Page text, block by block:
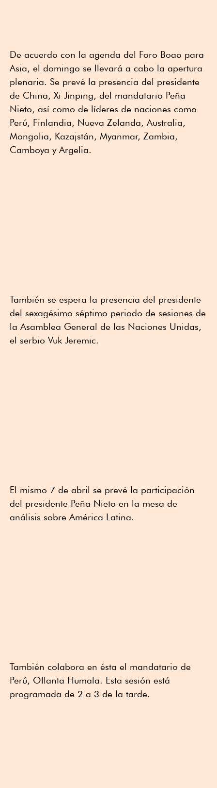
De acuerdo con la agenda del Foro Boao para
Asia, el domingo se llevará a cabo la apertura
plenaria. Se prevé la presencia del presidente
de China, Xi Jinping, del mandatario Peña
Nieto, así como de líderes de naciones como
Perú, Finlandia, Nueva Zelanda, Australia,
Mongolia, Kazajstán, Myanmar, Zambia,
Camboya y Argelia.
También se espera la presencia del presidente
del sexagésimo séptimo periodo de sesiones de
la Asamblea General de las Naciones Unidas,
el serbio Vuk Jeremic.
El mismo 7 de abril se prevé la participación
del presidente Peña Nieto en la mesa de
análisis sobre América Latina.
También colabora en ésta el mandatario de
Perú, Ollanta Humala. Esta sesión está
programada de 2 a 3 de la tarde.